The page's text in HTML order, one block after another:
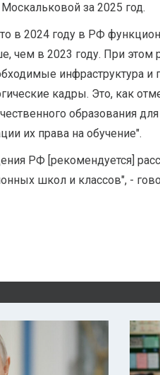
за 2025 год.
в 2024 году в РФ
чем в 2023 году. При этом
инфраструктура
кадры. Это, как
образования
их права на обучение".
РФ [рекомендуется]
школ и классов", -